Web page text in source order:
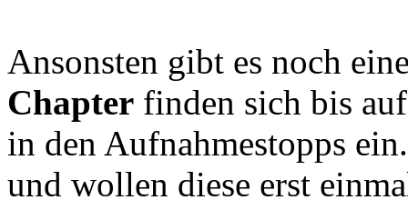
Ansonsten gibt es noch
Chapter finden sich bis
in den Aufnahmestopps
und wollen diese erst